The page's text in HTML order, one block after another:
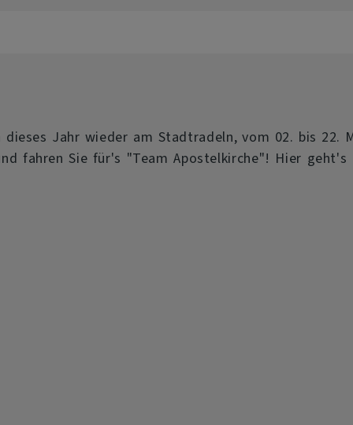
Jahr wieder am Stadtradeln, vom 02. bis 22.
fahren Sie für's "Team Apostelkirche"! Hier geht's